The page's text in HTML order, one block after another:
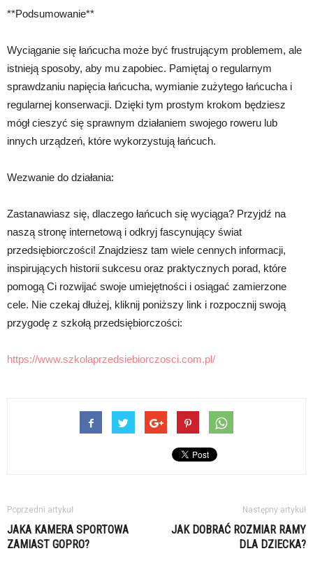
**Podsumowanie**
Wyciąganie się łańcucha może być frustrującym problemem, ale
istnieją sposoby, aby mu zapobiec. Pamiętaj o regularnym
sprawdzaniu napięcia łańcucha, wymianie zużytego łańcucha i
regularnej konserwacji. Dzięki tym prostym krokom będziesz
mógł cieszyć się sprawnym działaniem swojego roweru lub
innych urządzeń, które wykorzystują łańcuch.
Wezwanie do działania:
Zastanawiasz się, dlaczego łańcuch się wyciąga? Przyjdź na
naszą stronę internetową i odkryj fascynujący świat
przedsiębiorczości! Znajdziesz tam wiele cennych informacji,
inspirujących historii sukcesu oraz praktycznych porad, które
pomogą Ci rozwijać swoje umiejętności i osiągać zamierzone
cele. Nie czekaj dłużej, kliknij poniższy link i rozpocznij swoją
przygodę z szkołą przedsiębiorczości:
https://www.szkolaprzedsiebiorczosci.com.pl/
Poprzedni artykuł
JAKA KAMERA SPORTOWA
ZAMIAST GOPRO?
Następny artykuł
JAK DOBRAĆ ROZMIAR RAMY
DLA DZIECKA?